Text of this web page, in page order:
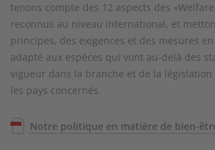
tenons compte des 12 aspects des
reconnus au niveau international, et
principes, des exigences et des mesures
adapté aux espèces qui vont au-delà des
vigueur dans la branche et de la
les pays concernés.
Notre politique en matière de bien-